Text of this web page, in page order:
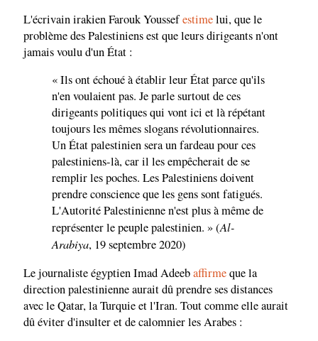
L'écrivain irakien Farouk Youssefestimelui, que le
problème des Palestiniens est que leurs dirigeants n'ont
jamais voulu d'un État :
« Ils ont échoué à établir leur État parce qu'ils
n'en voulaient pas. Je parle surtout de ces
dirigeants politiques qui vont ici et là répétant
toujours les mêmes slogans révolutionnaires.
Un État palestinien sera un fardeau pour ces
palestiniens-là, car il les empêcherait de se
remplir les poches. Les Palestiniens doivent
prendre conscience que les gens sont fatigués.
L'Autorité Palestinienne n'est plus à même de
représenter le peuple palestinien. » (Al-
Arabiya, 19 septembre 2020)
Le journaliste égyptien Imad Adeebaffirmeque la
direction palestinienne aurait dû prendre ses distances
avec le Qatar, la Turquie et l'Iran. Tout comme elle aurait
dû éviter d'insulter et de calomnier les Arabes :